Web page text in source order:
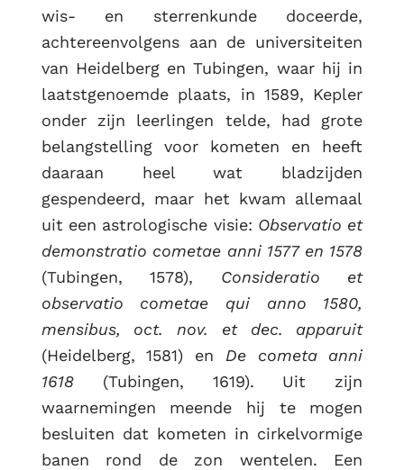
wis- en sterrenkunde doceerde,
achtereenvolgens aan de universiteiten
van Heidelberg en Tubingen, waar hij in
laatstgenoemde plaats, in 1589, Kepler
onder zijn leerlingen telde, had grote
belangstelling voor kometen en heeft
daaraan heel wat bladzijden
gespendeerd, maar het kwam allemaal
uit een astrologische visie: Observatio et
demonstratio cometae anni 1577 en 1578
(Tubingen, 1578), Consideratio et
observatio cometae qui anno 1580,
mensibus, oct. nov. et dec. apparuit
(Heidelberg, 1581) en De cometa anni
1618(Tubingen, 1619). Uit zijn
waarnemingen meende hij te mogen
besluiten dat kometen in cirkelvormige
banen rond de zon wentelen. Een